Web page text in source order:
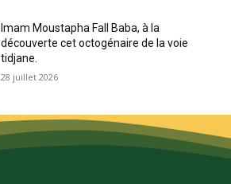
Imam Moustapha Fall Baba, à la
découverte cet octogénaire de la voie
tidjane.
28 juillet 2026